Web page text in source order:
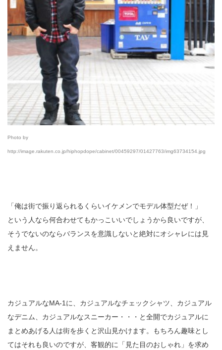
Photo by
http://image.rakuten.co.jp/hiphopdope/cabinet/00459297/01427763/img63734154.jpg
「俺は街で振り返られるくらいイケメンでモデル体型だぜ！」
という人なら何合わせてもかっこいいでしょうから良いですが、
そうでないのならバランスを意識しないと絶対にオシャレには見
えません。
カジュアルなMA-1に、カジュアルなチェックシャツ、カジュアル
なデニム、カジュアルなスニーカー・・・と全開でカジュアルに
まとめあげる人は街を歩くと沢山見かけます。もちろん趣味とし
てはそれも良いのですが、客観的に「見た目のおしゃれ」を求め